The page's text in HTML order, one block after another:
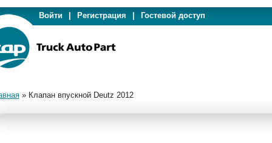
Войти Регистрация Гостевой доступ
» Клапан впускной Deutz 2012